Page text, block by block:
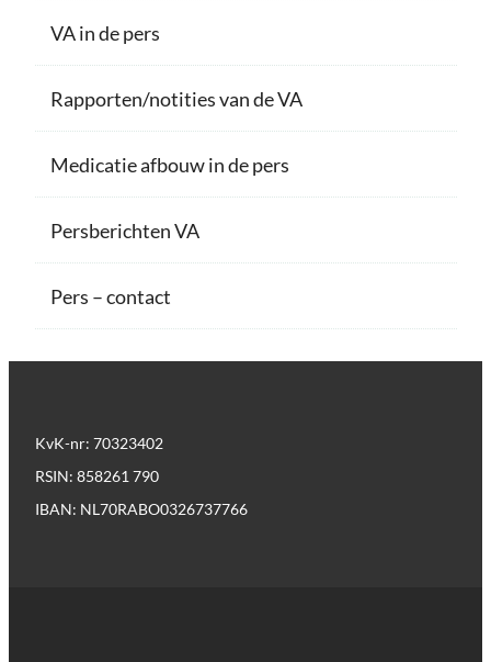
VA in de pers
Rapporten/notities van de VA
Medicatie afbouw in de pers
Persberichten VA
Pers – contact
KvK-nr: 70323402
RSIN: 858261 790
IBAN: NL70RABO0326737766